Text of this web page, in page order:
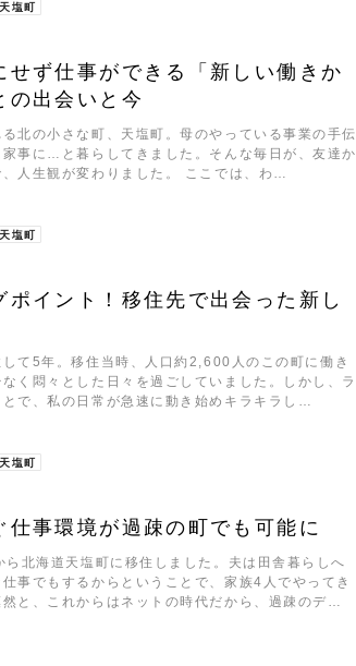
天塩町
せず仕事ができる「新しい働きか
の出会いと今
北の小さな町、天塩町。母のやっている事業の手伝
事に…と暮らしてきました。そんな毎日が、友達か
、人生観が変わりました。 ここでは、わ…
天塩町
ポイント！移住先で出会った新し
て5年。移住当時、人口約2,600人のこの町に働き
く悶々とした日々を過ごしていました。しかし、ラ
で、私の日常が急速に動き始めキラキラし…
天塩町
仕事環境が過疎の町でも可能に
北海道天塩町に移住しました。夫は田舎暮らしへ
事でもするからということで、家族4人でやってき
と、これからはネットの時代だから、過疎のデ…